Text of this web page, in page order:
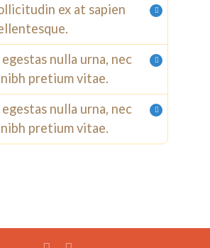
ex at sapien
egestas nulla urna, nec
pretium vitae.
egestas nulla urna, nec
pretium vitae.